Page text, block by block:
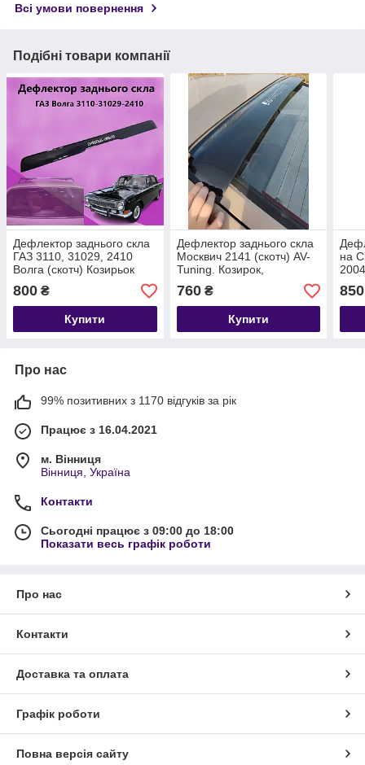
Всі умови повернення
Подібні товари компанії
Дефлектор заднього скла
ГАЗ 3110, 31029, 2410
Волга (скотч) Козирьок
заднього скла
800 ₴
Купити
Дефлектор заднього скла
Москвич 2141 (скотч) AV-
Tuning. Козирок,
ветровики, заднього скла
760₴
Купити
на
850
Про нас
99% позитивних з 1170 відгуків за рік
Працює з 16.04.2021
м. Вінниця
Вінниця, Україна
Контакти
Сьогодні працює з 09:00 до 18:00
Показати весь графік роботи
Про нас
Контакти
Доставка та оплата
Графік роботи
Повна версія сайту